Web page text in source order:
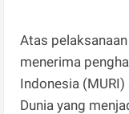
Atas
menerima
Indonesia
Dunia yang